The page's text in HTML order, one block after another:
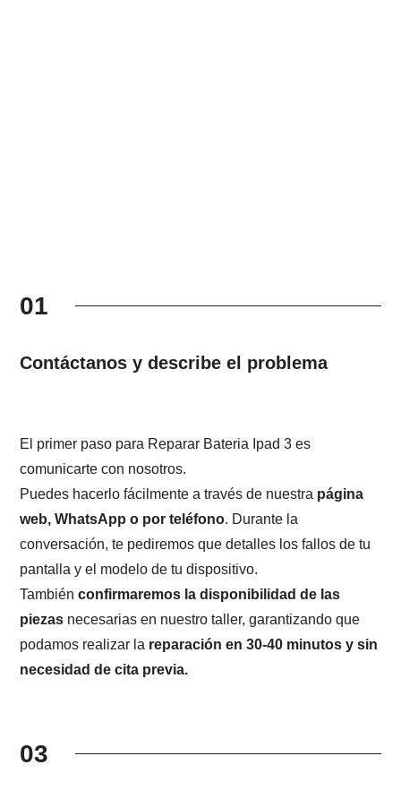
01
Contáctanos y describe el problema
El primer paso para Reparar Bateria Ipad 3 es
comunicarte con nosotros.
Puedes hacerlo fácilmente a través de nuestra página
web, WhatsApp o por teléfono. Durante la
conversación, te pediremos que detalles los fallos de tu
pantalla y el modelo de tu dispositivo.
Tambiénconfirmaremos la disponibilidad de las
piezas necesarias en nuestro taller, garantizando que
podamos realizar la reparación en 30-40 minutos y sin
necesidad de cita previa.
03